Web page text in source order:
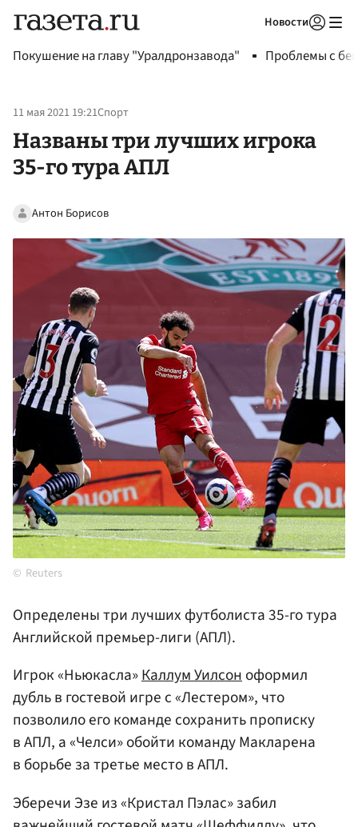
Новости
Покушение на главу "Уралдронзавода" Проблемы с
11 мая 2021 19:21Спорт
Названы три лучших игрока
35-го тура АПЛ
Антон Борисов
Reuters
Определены три лучших футболиста 35-го тура
Английской премьер-лиги (АПЛ).
Игрок «Ньюкасла»Каллум Уилсоноформил
дубль в гостевой игре с «Лестером», что
позволило его команде сохранить прописку
в АПЛ, а «Челси» обойти команду Макларена
в борьбе за третье место в АПЛ.
Эберечи Эзе из «Кристал Пэлас» забил